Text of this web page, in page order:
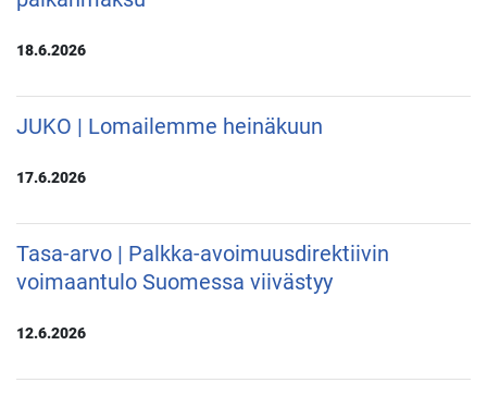
18.6.2026
JUKO | Lomailemme heinäkuun
17.6.2026
Tasa-arvo | Palkka-avoimuusdirektiivin
voimaantulo Suomessa viivästyy
12.6.2026